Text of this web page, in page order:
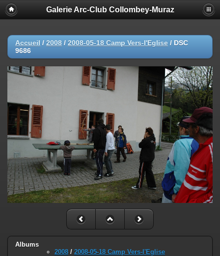
Galerie Arc-Club Collombey-Muraz
Accueil / 2008 / 2008-05-18 Camp Vers-l'Eglise / DSC
9686
Albums
2008 / 2008-05-18 Camp Vers-l'Eglise